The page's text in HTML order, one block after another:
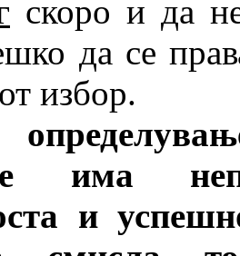
скоро и да
да се
избор.
има
и